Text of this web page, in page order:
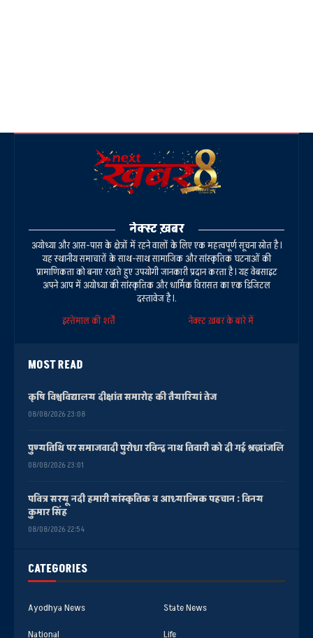
CATEGORIES
Ayodhya News
State News
National
Life
नेक्स्ट ख़बर
अयोध्या और आस-पास के क्षेत्रों में रहने वालों के लिए एक महत्वपूर्ण सूचना स्रोत है।
यह स्थानीय समाचारों के साथ-साथ सामाजिक और सांस्कृतिक घटनाओं की
प्रामाणिकता को बनाए रखते हुए उपयोगी जानकारी प्रदान करता है। यह वेबसाइट
अपने आप में अयोध्या की सांस्कृतिक और धार्मिक विरासत का एक डिजिटल
दस्तावेज है।.
इस्तेमाल की शर्तें
नेक्स्ट ख़बर के बारे में
MOST READ
कृषि विश्वविद्यालय दीक्षांत समारोह की तैयारियां तेज
08/08/2026 23:08
पुण्यतिथि पर समाजवादी पुरोधा रविन्द्र नाथ तिवारी को दी गई श्रद्धांजलि
08/08/2026 23:01
पवित्र सरयू नदी हमारी सांस्कृतिक व आध्यात्मिक पहचान : विनय
कुमार सिंह
08/08/2026 22:54